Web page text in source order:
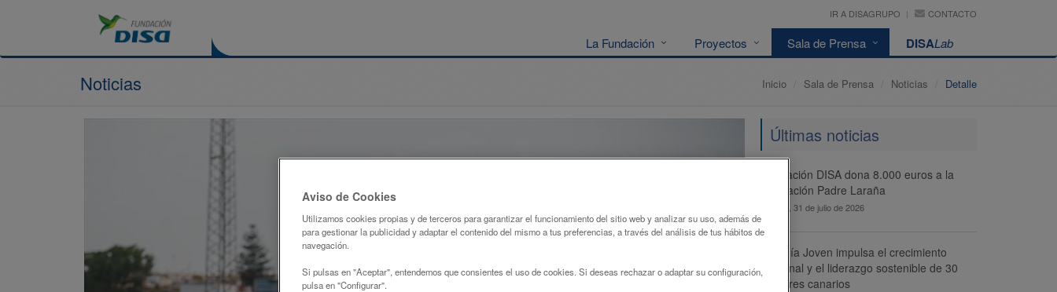
IR A DISAGRUPO CONTACTO
La Fundación Proyectos Sala de Prensa DISALab
Noticias Inicio Sala de Prensa Noticias Detalle
Últimas noticias
Fundación DISA dona 8.000 euros a la
Asociación Padre Laraña
viernes, 31 de julio de 2026
Energía Joven impulsa el crecimiento
personal y el liderazgo sostenible de 30
menores canarios
Aviso de Cookies
Utilizamos cookies propias y de terceros para garantizar el funcionamiento del sitio web y analizar su uso, además de
para gestionar la publicidad y adaptar el contenido del mismo a tus preferencias, a través del análisis de tus hábitos de
navegación.
Si pulsas en "Aceptar", entendemos que consientes el uso de cookies. Si deseas rechazar o adaptar su configuración,
pulsa en "Configurar".